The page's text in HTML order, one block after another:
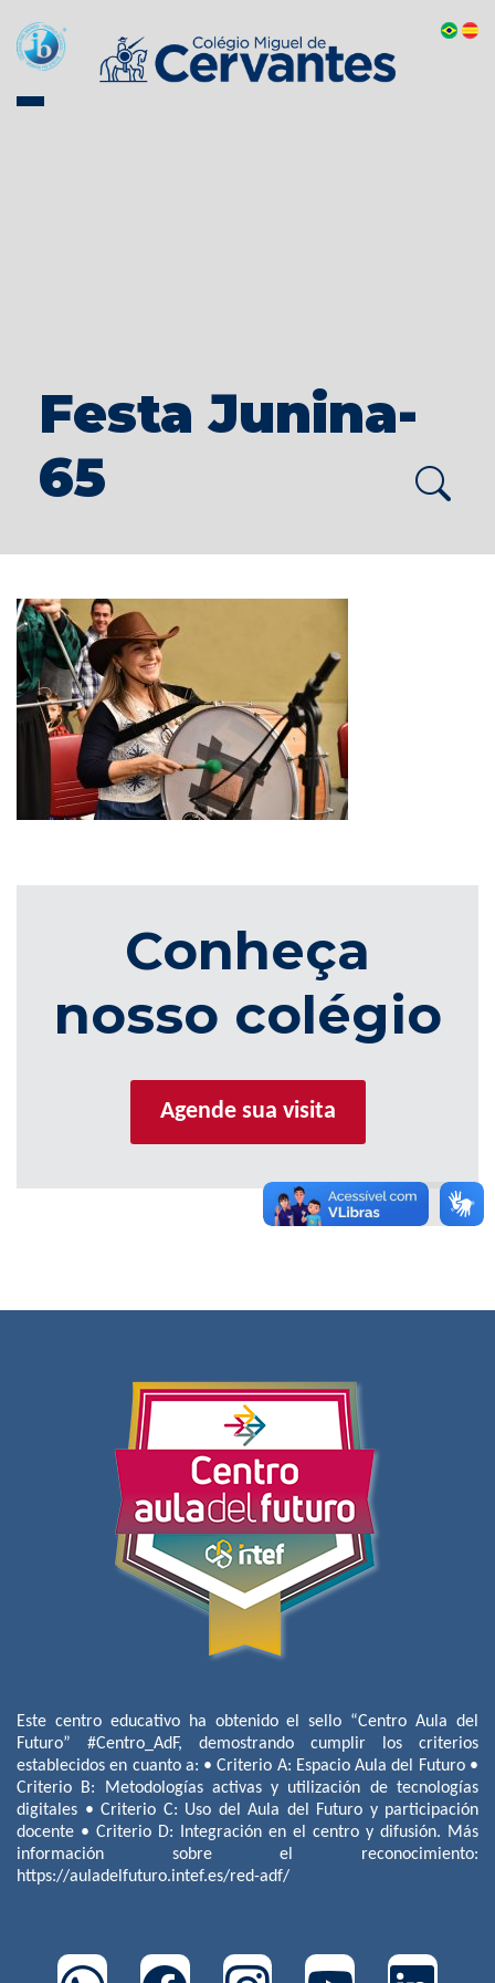
Festa Junina-
65
Conheça
nosso colégio
Agende sua visita
Este centro educativo ha obtenido el sello “Centro Aula del
Futuro” #Centro_AdF, demostrando cumplir los criterios
establecidos en cuanto a: • Criterio A: Espacio Aula del Futuro •
Criterio B: Metodologías activas y utilización de tecnologías
digitales • Criterio C: Uso del Aula del Futuro y participación
docente • Criterio D: Integración en el centro y difusión. Más
información sobre el reconocimiento:
https://auladelfuturo.intef.es/red-adf/